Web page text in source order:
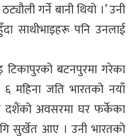
गर्ने बानी थियो ।’ उनी
साथीभाइहरू पनि उनलाई
बटनपुरमा गरेका
महिना जति भारतको नयाँ
दशैंको अवसरमा घर फर्केका
सुर्खेत आए । उनी भारतको